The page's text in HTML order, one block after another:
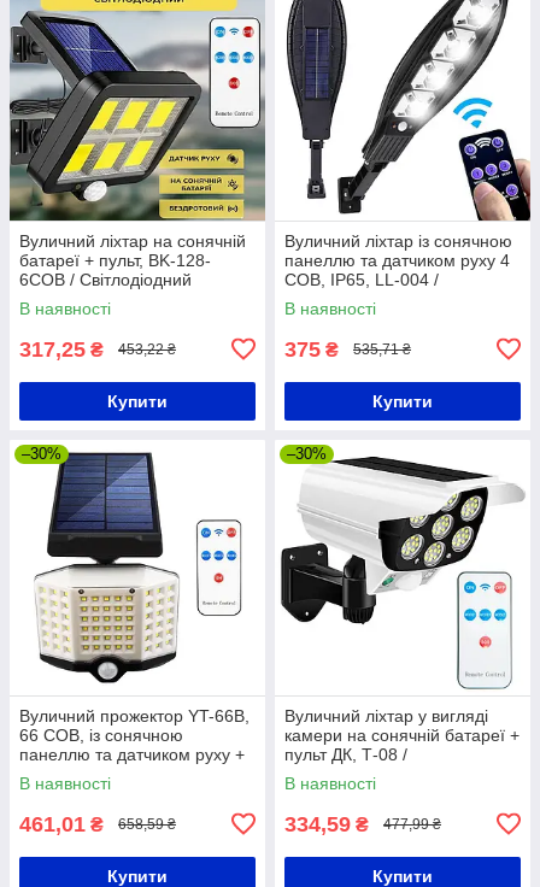
Вуличний ліхтар на сонячній
батареї + пульт, BK-128-
6COB / Світлодіодний
прожектор вуличний /
Вуличний світильник з
В наявності
317,25 ₴ 453,22 ₴
Купити
Вуличний ліхтар із сонячною
панеллю та датчиком руху 4
COB, IP65, LL-004 /
Світлодіодний прожектор на
стовп
В наявності
375 ₴ 535,71 ₴
Купити
–30%
Вуличний прожектор YT-66B,
66 COB, із сонячною
панеллю та датчиком руху +
Пульт / Світильник-ліхтар на
стовп
В наявності
461,01 ₴ 658,59 ₴
Купити
–30%
Вуличний ліхтар у вигляді
камери на сонячній батареї +
пульт ДК, Т-08 /
Водонепроникний LED
світильник
В наявності
334,59 ₴ 477,99 ₴
Купити